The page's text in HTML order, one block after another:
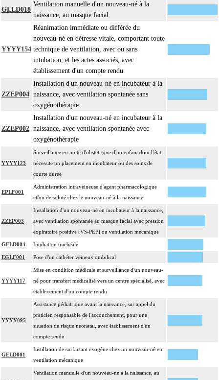
GLLD018
Ventilation manuelle d'un nouveau-né à la
naissance, au masque facial
YYYY154
Réanimation immédiate ou différée du
nouveau-né en détresse vitale, comportant toute
technique de ventilation, avec ou sans
intubation, et les actes associés, avec
établissement d'un compte rendu
ZZEP004
Installation d'un nouveau-né en incubateur à la
naissance, avec ventilation spontanée sans
oxygénothérapie
ZZEP002
Installation d'un nouveau-né en incubateur à la
naissance, avec ventilation spontanée avec
oxygénothérapie
YYYY123
Surveillance en unité d'obstétrique d'un enfant dont l'état
nécessite un placement en incubateur ou des soins de
courte durée
EPLF001
Administration intraveineuse d'agent pharmacologique
et/ou de soluté chez le nouveau-né à la naissance
ZZEP003
Installation d'un nouveau-né en incubateur à la naissance,
avec ventilation spontanée au masque facial avec pression
expiratoire positive [VS-PEP] ou ventilation mécanique
GELD004 Intubation trachéale
EGLF001 Pose d'un cathéter veineux ombilical
YYYY117
Mise en condition médicale et surveillance d'un nouveau-
né pour transfert médicalisé vers un centre spécialisé, avec
établissement d'un compte rendu
YYYY095
Assistance pédiatrique avant la naissance, sur appel du
praticien responsable de l'accouchement, pour une
situation de risque néonatal, avec établissement d'un
compte rendu
GELD001
Instillation de surfactant exogène chez un nouveau-né en
ventilation mécanique
Ventilation manuelle d'un nouveau-né à la naissance, au